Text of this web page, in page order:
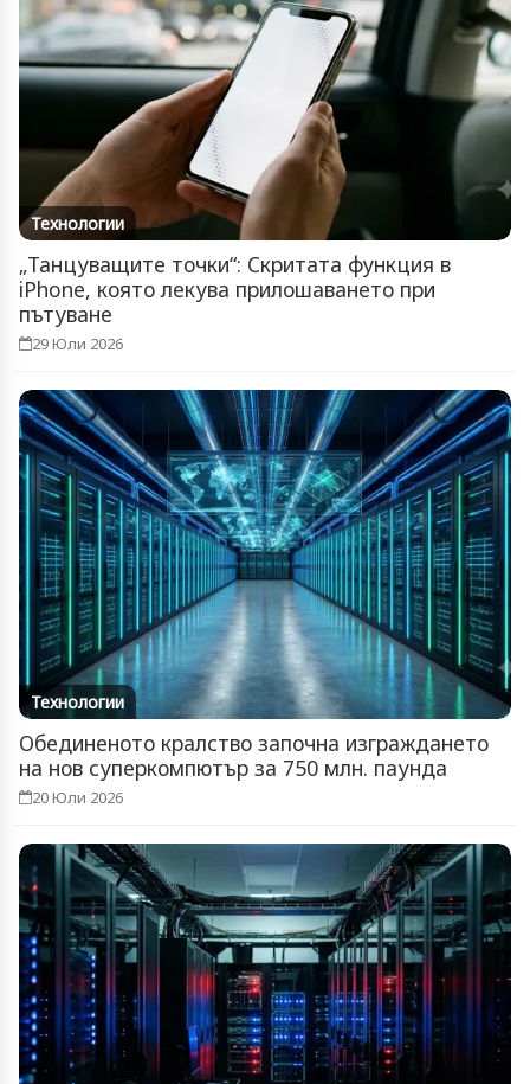
Технологии
„Танцуващите точки“: Скритата функция в
iPhone, която лекува прилошаването при
пътуване
29 Юли 2026
Технологии
Обединеното кралство започна изграждането
на нов суперкомпютър за 750 млн. паунда
20 Юли 2026